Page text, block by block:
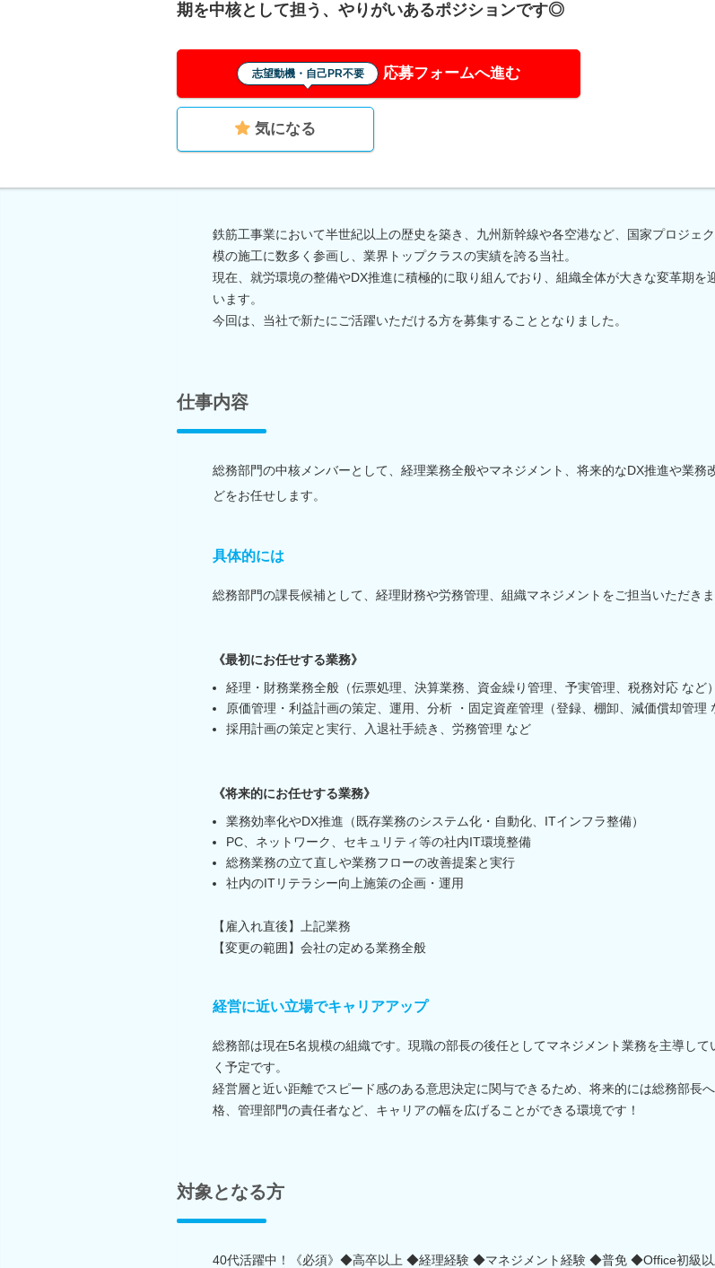
期を中核として担う、やりがいあるポジションです◎
志望動機・自己PR不要 応募フォームへ進む
気になる
鉄筋工事業において半世紀以上の歴史を築き、九州新幹線や各空港など、国家プロジェ
模の施工に数多く参画し、業界トップクラスの実績を誇る当社。
現在、就労環境の整備やDX推進に積極的に取り組んでおり、組織全体が大きな変革期を
います。
今回は、当社で新たにご活躍いただける方を募集することとなりました。
仕事内容
総務部門の中核メンバーとして、経理業務全般やマネジメント、将来的なDX推進や業務
どをお任せします。
具体的には
総務部門の課長候補として、経理財務や労務管理、組織マネジメントをご担当いただきま
《最初にお任せする業務》
経理・財務業務全般（伝票処理、決算業務、資金繰り管理、予実管理、税務対応 など）
原価管理・利益計画の策定、運用、分析 ・固定資産管理（登録、棚卸、減価償却管理
採用計画の策定と実行、入退社手続き、労務管理 など
《将来的にお任せする業務》
業務効率化やDX推進（既存業務のシステム化・自動化、ITインフラ整備）
PC、ネットワーク、セキュリティ等の社内IT環境整備
総務業務の立て直しや業務フローの改善提案と実行
社内のITリテラシー向上施策の企画・運用
【雇入れ直後】上記業務
【変更の範囲】会社の定める業務全般
経営に近い立場でキャリアアップ
総務部は現在5名規模の組織です。現職の部長の後任としてマネジメント業務を主導して
く予定です。
経営層と近い距離でスピード感のある意思決定に関与できるため、将来的には総務部長
格、管理部門の責任者など、キャリアの幅を広げることができる環境です！
対象となる方
40代活躍中！《必須》◆高卒以上 ◆経理経験 ◆マネジメント経験 ◆普免 ◆Office初級以